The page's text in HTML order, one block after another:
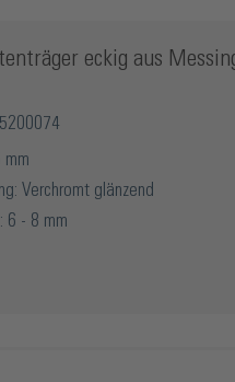
eckig aus
mm
Verchromt glänzend
6 - 8 mm